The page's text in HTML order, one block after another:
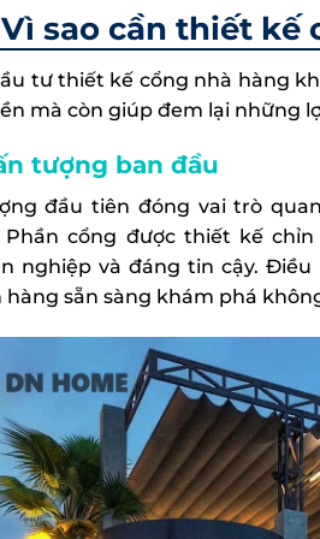
Vì sao cần thiết kế
tư thiết kế cổng nhà hàng
mà còn giúp đem lại những
tượng ban đầu
đầu tiên đóng vai trò
Phần cổng được thiết kế
nghiệp và đáng tin cậy.
hàng sẵn sàng khám phá